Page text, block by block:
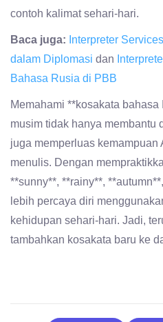
contoh kalimat sehari-hari.
Baca juga: Interpreter
dalam Diplomasi dan
Bahasa Rusia di PBB
Memahami **kosakata
musim tidak hanya membantu
juga memperluas kemampuan
menulis. Dengan
**sunny**, **rainy**,
lebih percaya diri
kehidupan sehari-hari. Jadi,
tambahkan kosakata baru ke